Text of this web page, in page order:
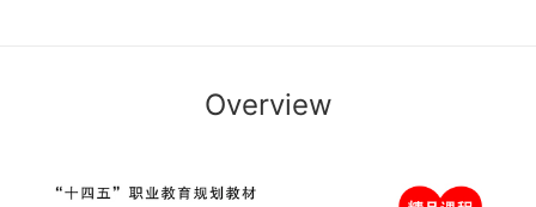
Overview
课程框架，将课程按程序渐进的递进方式设计成项目，并以项